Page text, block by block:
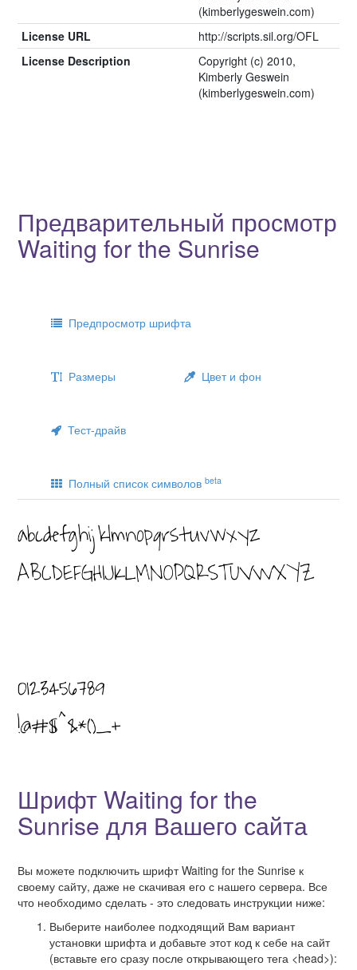
(kimberlygeswein.com)
License URL
http://scripts.sil.org/OFL
License Description
Copyright (c) 2010,
Kimberly Geswein
(kimberlygeswein.com)
Предварительный просмотр
Waiting for the Sunrise
Предпросмотр шрифта
Размеры Цвет и фон
Тест-драйв
Полный список символов beta
Шрифт Waiting for the
Sunrise для Вашего сайта
Вы можете подключить шрифт Waiting for the Sunrise к
своему сайту, даже не скачивая его с нашего сервера. Все
что необходимо сделать - это следовать инструкции ниже:
Выберите наиболее подходящий Вам вариант
установки шрифта и добавьте этот код к себе на сайт
(вставьте его сразу после открывающего тега <head>):